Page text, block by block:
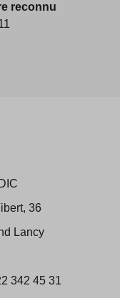
reconnu
36
Lancy
342 45 31